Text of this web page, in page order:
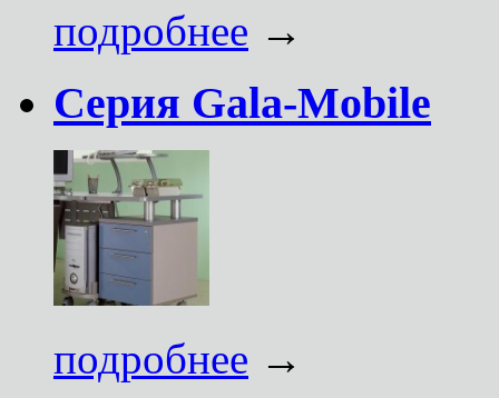
подробнее →
Серия Gala-Mobile
подробнее →